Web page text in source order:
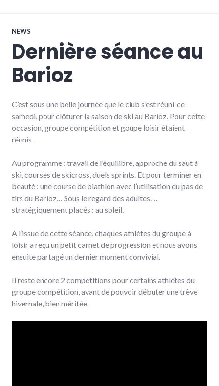
NEWS
Dernière séance au
Barioz
C’est sous une belle journée que le club s’est réuni, ce
samedi, pour clôturer la saison de ski au Barioz. Pour cette
occasion, groupe compétition et goupe loisir étaient
réunis.
Au programme : travail de l’équilibre, approche du saut à
ski, courses de skicross, duels sprints. Et pour terminer en
beauté : une course de biathlon avec l’utilisation du pas de
tirs du Barioz… Sous le regard des adultes….
stratégiquement placés : au soleil.
A l’issue de cette séance, chaques athlètes du groupe à
loisir a reçu un petit carnet de progression et nous avons
ensuite partagé un dernier moment convivial.
Il reste encore 2 compétitions pour certains athlètes du
groupe compétition, avant de pouvoir débuter une trève
hivernale, bien méritée.